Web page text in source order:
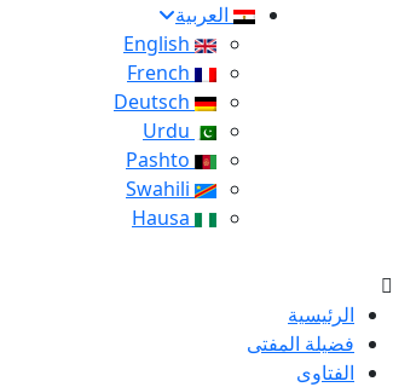
العربية
الرئيسية
فضيلة المفتى
الفتاوى